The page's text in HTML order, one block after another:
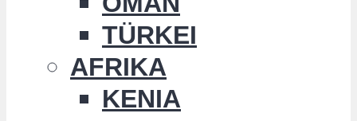
TÜRKEI
AFRIKA
KENIA